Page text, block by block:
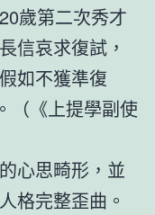
歲第二次秀才
信哀求復試，
如不獲準復
（《上提學副使
心思畸形，並
格完整歪曲。